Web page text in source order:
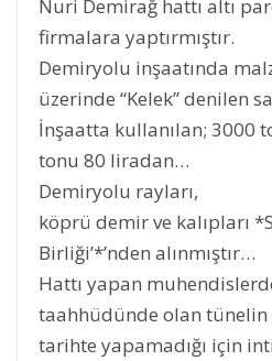
Nuri Demirağ hattı altı
firmalara yaptırmıştır.
Demiryolu inşaatında
üzerinde “Kelek” denilen
İnşaatta kullanılan; 3000
tonu 80 liradan…
Demiryolu rayları,
köprü demir ve kalıpları
Birliği’*’nden alınmıştır…
Hattı yapan
taahhüdünde olan
tarihte yapamadığı için